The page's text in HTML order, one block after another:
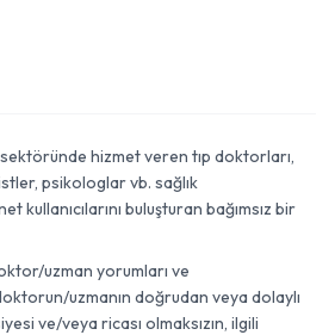
hizmet veren tıp doktorları,
psikologlar vb. sağlık
buluşturan bağımsız bir
uzman yorumları ve
uzmanın doğrudan veya dolaylı
ve/veya ricası olmaksızın, ilgili